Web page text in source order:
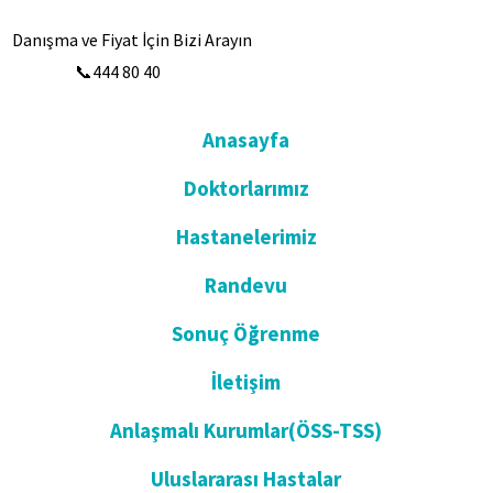
Danışma ve Fiyat İçin Bizi Arayın
📞444 80 40
Anasayfa
Doktorlarımız
Hastanelerimiz
Randevu
Sonuç Öğrenme
İletişim
Anlaşmalı Kurumlar(ÖSS-TSS)
Uluslararası Hastalar